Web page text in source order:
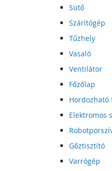
Sütő
Szárítógép
Tűzhely
Vasaló
Ventilátor
Főzőlap
Hordozható
Elektromos
Gőztisztító
Varrógép